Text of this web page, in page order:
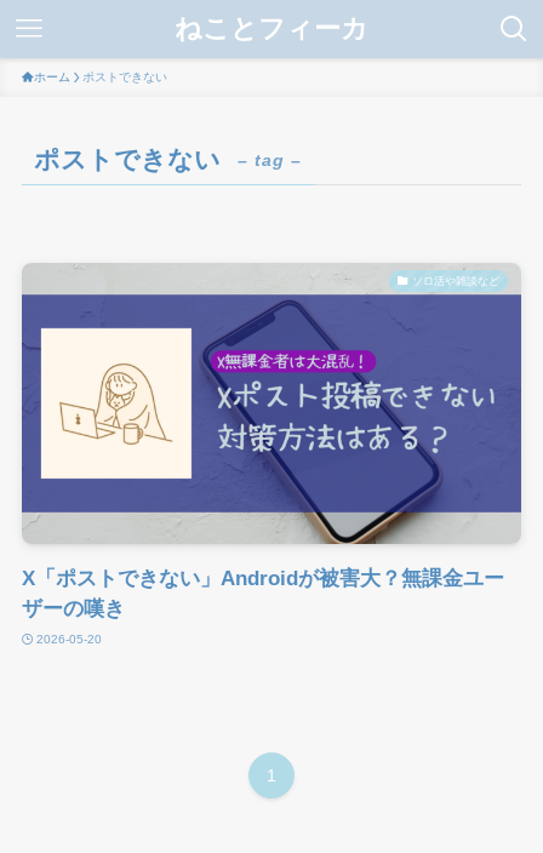
ねことフィーカ
ホーム ポストできない
ポストできない – tag –
ソロ活や雑談など
X「ポストできない」Androidが被害大？無課金ユー
ザーの嘆き
2026-05-20
1